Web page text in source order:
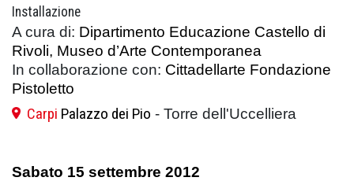
Installazione
A cura di: Dipartimento Educazione Castello di
Rivoli, Museo d’Arte Contemporanea
In collaborazione con: Cittadellarte Fondazione
Pistoletto
Carpi Palazzo dei Pio - Torre dell'Uccelliera
Sabato 15 settembre 2012